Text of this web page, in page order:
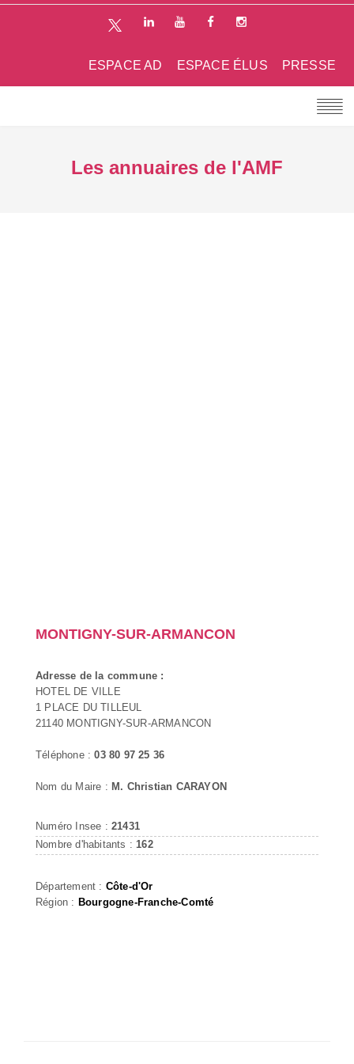
PRESSE
ESPACE ÉLUS
ESPACE AD
Les annuaires de l'AMF
MONTIGNY-SUR-ARMANCON
Adresse de la commune :
HOTEL DE VILLE
1 PLACE DU TILLEUL
21140 MONTIGNY-SUR-ARMANCON
Téléphone :03 80 97 25 36
Nom du Maire : M. Christian CARAYON
Numéro Insee : 21431
Nombre d'habitants : 162
Département : Côte-d'Or
Région : Bourgogne-Franche-Comté